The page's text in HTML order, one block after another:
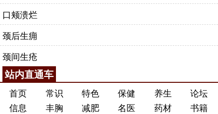
口颊溃烂
颈后生痈
颈间生疮
站内直通车
首页 常识 特色 保健 养生
论坛
信息
丰胸 减肥 名医 药材
书籍